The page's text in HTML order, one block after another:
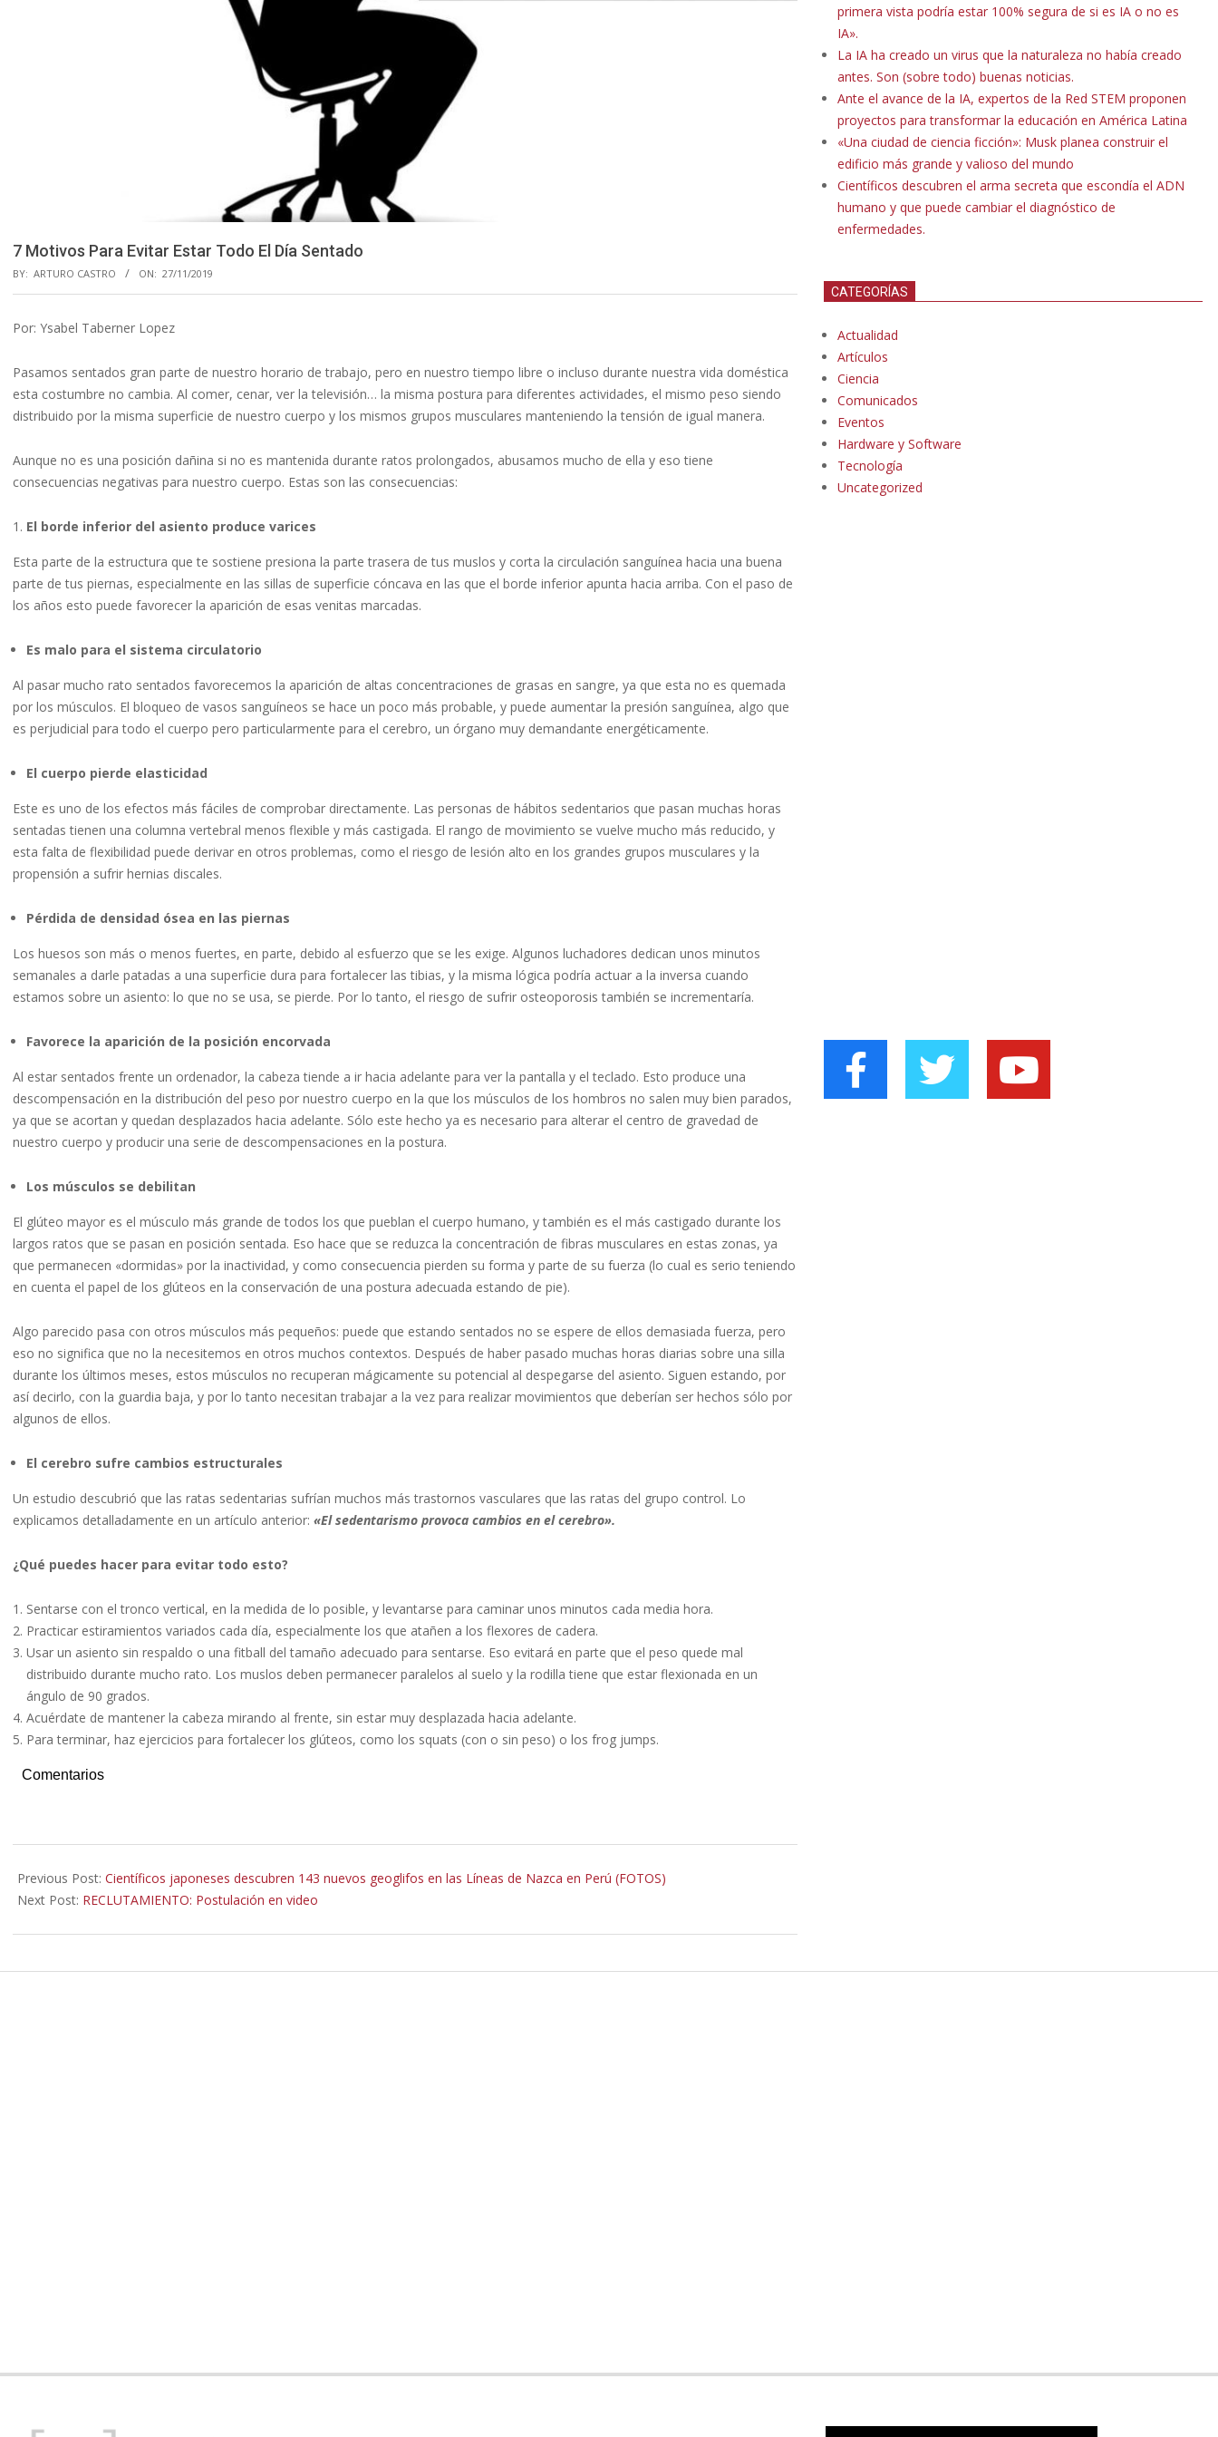
7 Motivos Para Evitar Estar Todo El Día Sentado
BY: ARTURO CASTRO ON: 27/11/2019
Por: Ysabel Taberner Lopez
Pasamos sentados gran parte de nuestro horario de trabajo, pero en nuestro tiempo libre o incluso durante nuestra vida doméstica
esta costumbre no cambia. Al comer, cenar, ver la televisión… la misma postura para diferentes actividades, el mismo peso siendo
distribuido por la misma superficie de nuestro cuerpo y los mismos grupos musculares manteniendo la tensión de igual manera.
Aunque no es una posición dañina si no es mantenida durante ratos prolongados, abusamos mucho de ella y eso tiene
consecuencias negativas para nuestro cuerpo. Estas son las consecuencias:
El borde inferior del asiento produce varices
Esta parte de la estructura que te sostiene presiona la parte trasera de tus muslos y corta la circulación sanguínea hacia una buena
parte de tus piernas, especialmente en las sillas de superficie cóncava en las que el borde inferior apunta hacia arriba. Con el paso de
los años esto puede favorecer la aparición de esas venitas marcadas.
Es malo para el sistema circulatorio
Al pasar mucho rato sentados favorecemos la aparición de altas concentraciones de grasas en sangre, ya que esta no es quemada
por los músculos. El bloqueo de vasos sanguíneos se hace un poco más probable, y puede aumentar la presión sanguínea, algo que
es perjudicial para todo el cuerpo pero particularmente para el cerebro, un órgano muy demandante energéticamente.
El cuerpo pierde elasticidad
Este es uno de los efectos más fáciles de comprobar directamente. Las personas de hábitos sedentarios que pasan muchas horas
sentadas tienen una columna vertebral menos flexible y más castigada. El rango de movimiento se vuelve mucho más reducido, y
esta falta de flexibilidad puede derivar en otros problemas, como el riesgo de lesión alto en los grandes grupos musculares y la
propensión a sufrir hernias discales.
Pérdida de densidad ósea en las piernas
Los huesos son más o menos fuertes, en parte, debido al esfuerzo que se les exige. Algunos luchadores dedican unos minutos
semanales a darle patadas a una superficie dura para fortalecer las tibias, y la misma lógica podría actuar a la inversa cuando
estamos sobre un asiento: lo que no se usa, se pierde. Por lo tanto, el riesgo de sufrir osteoporosis también se incrementaría.
Favorece la aparición de la posición encorvada
Al estar sentados frente un ordenador, la cabeza tiende a ir hacia adelante para ver la pantalla y el teclado. Esto produce una
descompensación en la distribución del peso por nuestro cuerpo en la que los músculos de los hombros no salen muy bien parados,
ya que se acortan y quedan desplazados hacia adelante. Sólo este hecho ya es necesario para alterar el centro de gravedad de
nuestro cuerpo y producir una serie de descompensaciones en la postura.
Los músculos se debilitan
El glúteo mayor es el músculo más grande de todos los que pueblan el cuerpo humano, y también es el más castigado durante los
largos ratos que se pasan en posición sentada. Eso hace que se reduzca la concentración de fibras musculares en estas zonas, ya
que permanecen «dormidas» por la inactividad, y como consecuencia pierden su forma y parte de su fuerza (lo cual es serio teniendo
en cuenta el papel de los glúteos en la conservación de una postura adecuada estando de pie).
Algo parecido pasa con otros músculos más pequeños: puede que estando sentados no se espere de ellos demasiada fuerza, pero
eso no significa que no la necesitemos en otros muchos contextos. Después de haber pasado muchas horas diarias sobre una silla
durante los últimos meses, estos músculos no recuperan mágicamente su potencial al despegarse del asiento. Siguen estando, por
así decirlo, con la guardia baja, y por lo tanto necesitan trabajar a la vez para realizar movimientos que deberían ser hechos sólo por
algunos de ellos.
El cerebro sufre cambios estructurales
Un estudio descubrió que las ratas sedentarias sufrían muchos más trastornos vasculares que las ratas del grupo control. Lo
explicamos detalladamente en un artículo anterior: «El sedentarismo provoca cambios en el cerebro».
¿Qué puedes hacer para evitar todo esto?
Sentarse con el tronco vertical, en la medida de lo posible, y levantarse para caminar unos minutos cada media hora.
Practicar estiramientos variados cada día, especialmente los que atañen a los flexores de cadera.
Usar un asiento sin respaldo o una fitball del tamaño adecuado para sentarse. Eso evitará en parte que el peso quede mal
distribuido durante mucho rato. Los muslos deben permanecer paralelos al suelo y la rodilla tiene que estar flexionada en un
ángulo de 90 grados.
Acuérdate de mantener la cabeza mirando al frente, sin estar muy desplazada hacia adelante.
Para terminar, haz ejercicios para fortalecer los glúteos, como los squats (con o sin peso) o los frog jumps.
Comentarios
11-
27
Previous Post: Científicos japoneses descubren 143 nuevos geoglifos en las Líneas de Nazca en Perú (FOTOS)
Next Post: RECLUTAMIENTO: Postulación en video
primera vista podría estar 100% segura de si es IA o no es
IA».
La IA ha creado un virus que la naturaleza no había creado
antes. Son (sobre todo) buenas noticias.
Ante el avance de la IA, expertos de la Red STEM proponen
proyectos para transformar la educación en América Latina
«Una ciudad de ciencia ficción»: Musk planea construir el
edificio más grande y valioso del mundo
Científicos descubren el arma secreta que escondía el ADN
humano y que puede cambiar el diagnóstico de
enfermedades.
CATEGORÍAS
Actualidad
Artículos
Ciencia
Comunicados
Eventos
Hardware y Software
Tecnología
Uncategorized